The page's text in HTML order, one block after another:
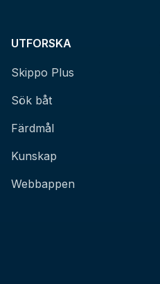
UTFORSKA
Skippo Plus
Sök båt
Färdmål
Kunskap
Webbappen